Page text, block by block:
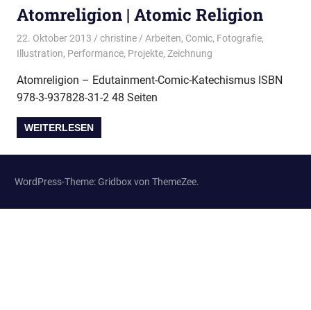
Atomreligion | Atomic Religion
22. Oktober 2013 christine Arbeiten, Comic, Fotografie,
Illustration, Performance, Projekte, Zeichnung
Atomreligion – Edutainment-Comic-Katechismus ISBN
978-3-937828-31-2 48 Seiten
WEITERLESEN
WordPress-Theme: Gridbox von ThemeZee.